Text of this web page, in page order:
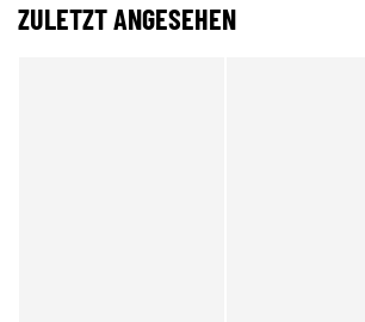
ZULETZT ANGESEHEN